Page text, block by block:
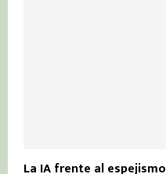
La IA frente al espejismo